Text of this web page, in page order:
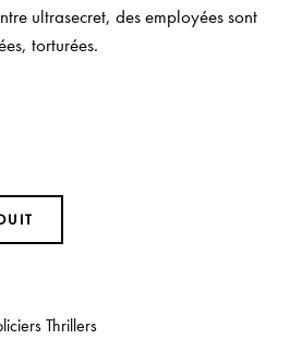
ultrasecret, des employées sont
torturées.
Thrillers